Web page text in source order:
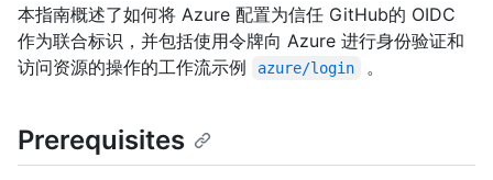
本指南概述了如何将 Azure 配置为信任 GitHub的 OIDC
作为联合标识，并包括使用令牌向 Azure 进行身份验证和
访问资源的操作的工作流示例
azure/login 。
Prerequisites